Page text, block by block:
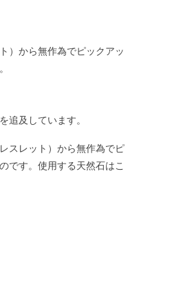
）から無作為でピックアッ
追及しています。
スレット）から無作為でピ
です。使用する天然石はこ